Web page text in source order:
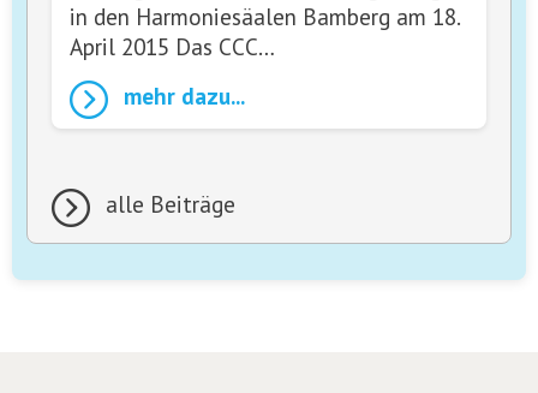
in den Harmoniesäalen Bamberg am 18.
April 2015 Das CCC…
mehr dazu...
alle Beiträge